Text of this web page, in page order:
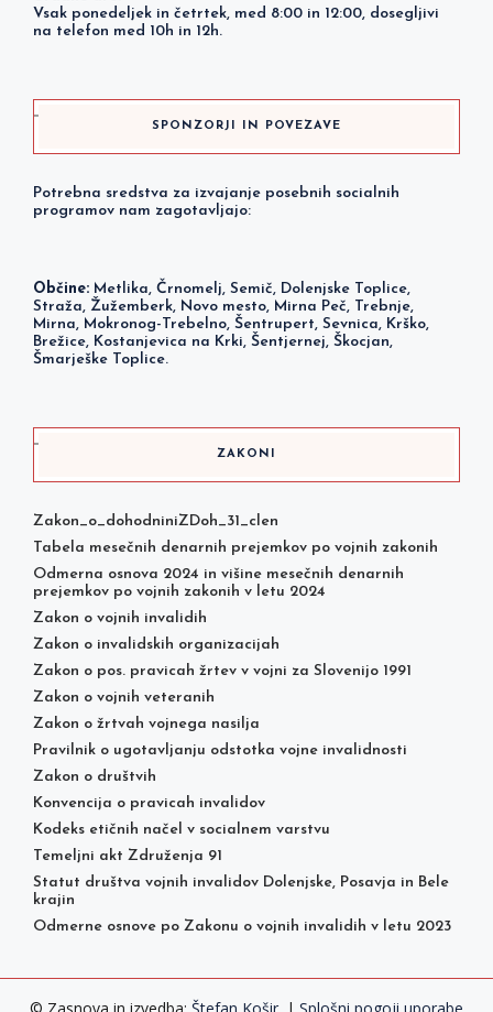
Vsak ponedeljek in četrtek, med 8:00 in 12:00, dosegljivi
na telefon med 10h in 12h.
SPONZORJI IN POVEZAVE
Potrebna sredstva za izvajanje posebnih socialnih
programov nam zagotavljajo:
Občine: Metlika, Črnomelj, Semič, Dolenjske Toplice,
Straža, Žužemberk, Novo mesto, Mirna Peč, Trebnje,
Mirna, Mokronog-Trebelno, Šentrupert, Sevnica, Krško,
Brežice, Kostanjevica na Krki, Šentjernej, Škocjan,
Šmarješke Toplice.
ZAKONI
Zakon_o_dohodniniZDoh_31_clen
Tabela mesečnih denarnih prejemkov po vojnih zakonih
Odmerna osnova 2024 in višine mesečnih denarnih
prejemkov po vojnih zakonih v letu 2024
Zakon o vojnih invalidih
Zakon o invalidskih organizacijah
Zakon o pos. pravicah žrtev v vojni za Slovenijo 1991
Zakon o vojnih veteranih
Zakon o žrtvah vojnega nasilja
Pravilnik o ugotavljanju odstotka vojne invalidnosti
Zakon o društvih
Konvencija o pravicah invalidov
Kodeks etičnih načel v socialnem varstvu
Temeljni akt Združenja 91
Statut društva vojnih invalidov Dolenjske, Posavja in Bele
krajin
Odmerne osnove po Zakonu o vojnih invalidih v letu 2023